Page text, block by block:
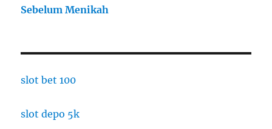
Sebelum Menikah
slot bet 100
slot depo 5k